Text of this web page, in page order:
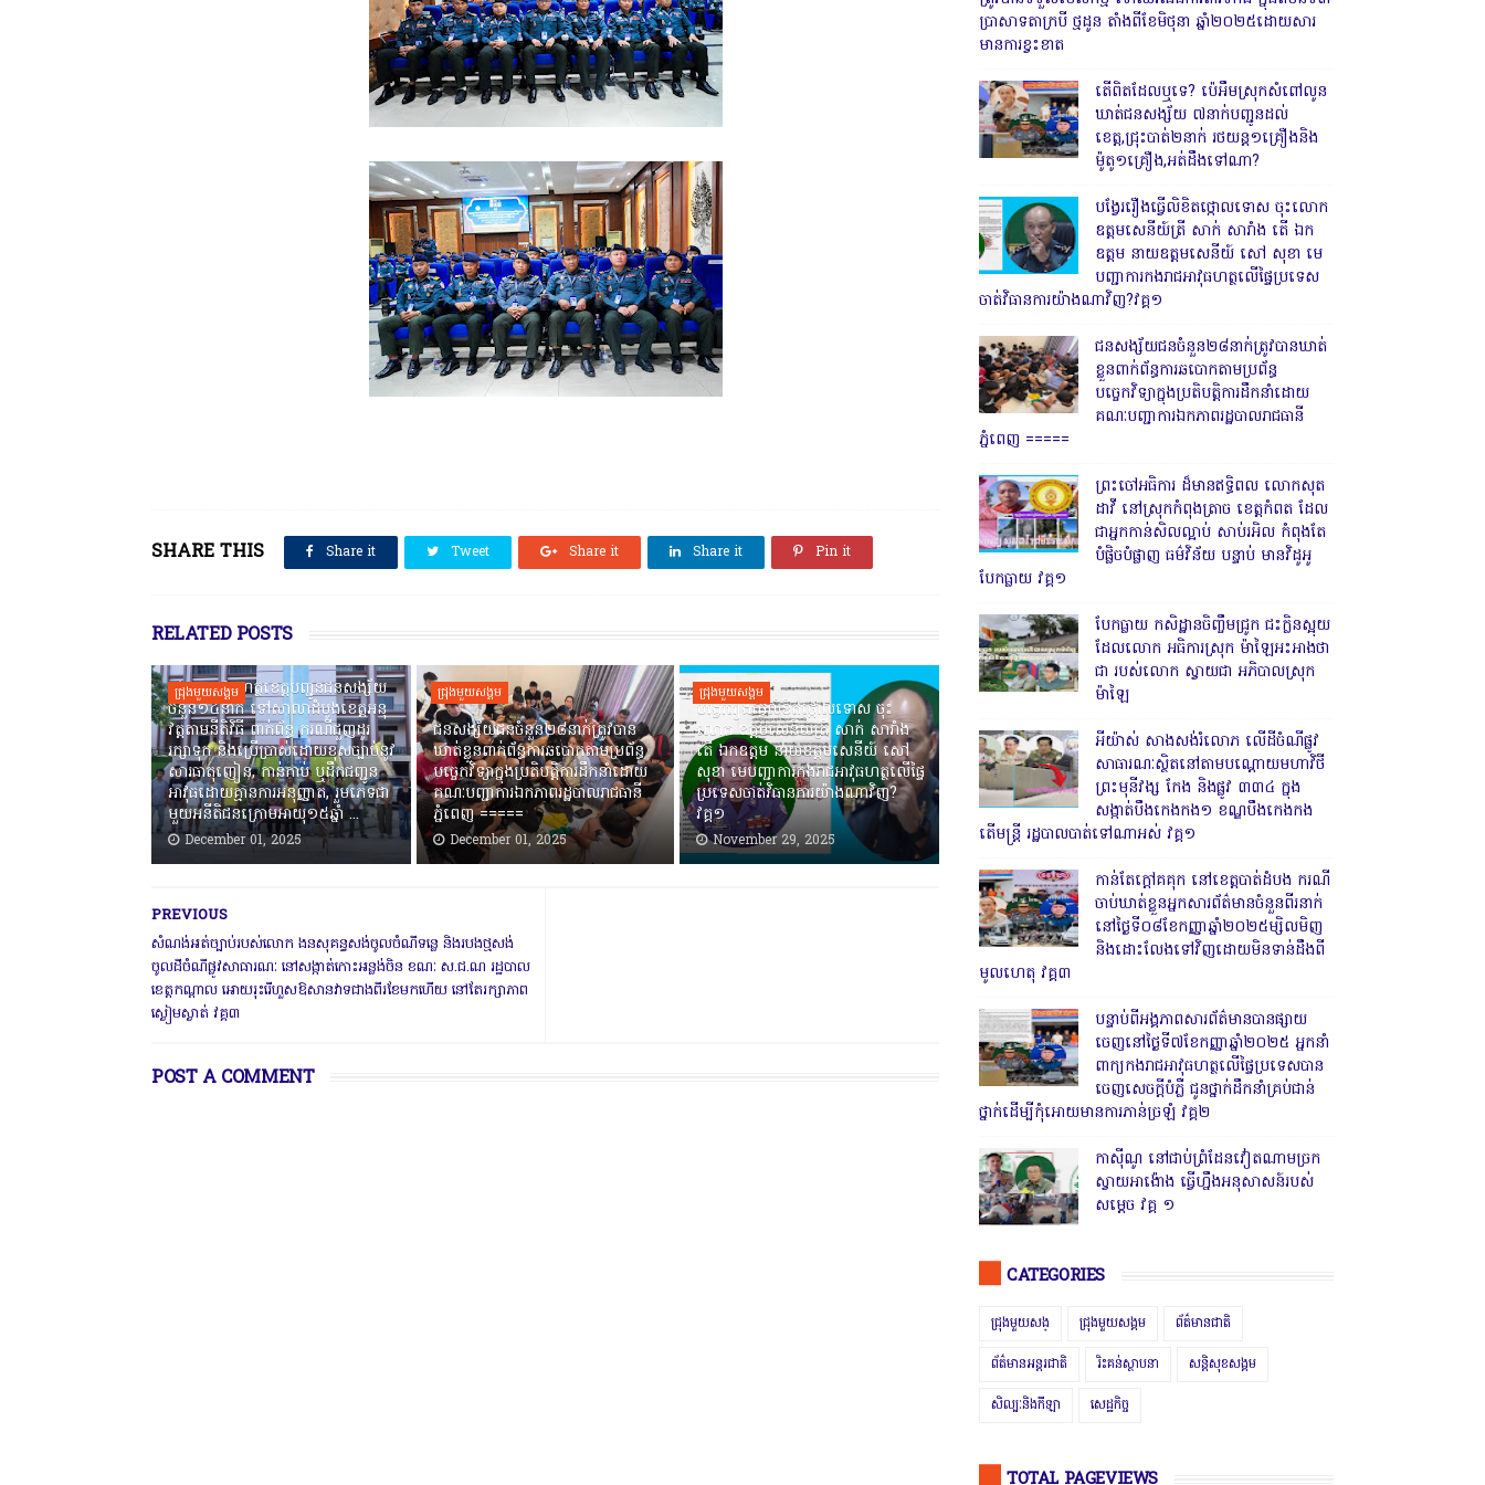
SHARE THIS Share it Tweet Share it Share it Pin it
RELATED POSTS
ជ្រុងមួយសង្គម
កងរាជឣាវុធហត្ថខេត្តបញ្ជូនជនសង្ស័យ
ចំនួន១៤នាក់ ទៅសាលាដំបូងខេត្តឣនុ
វត្តតាមនីតិវិធី ពាក់ព័ន្ធ ករណីជួញដូរ
រក្សាទុក និងប្រើប្រាស់ដោយខុសច្បាប់នូវ
សារធាតុញៀន, កាន់កាប់ ឬដឹកជញ្ជូន
អាវុធដោយគ្មានការអនុញ្ញាត, រួមភេទជា
មួយអនីតិជនក្រោមអាយុ១៥ឆ្នាំ ...
December 01, 2025
ជ្រុងមួយសង្គម
ជនសង្ស័យជនចំនួន២៨នាក់ត្រូវបាន
ឃាត់ខ្លួនពាក់ព័ន្ធការឆបោកតាមប្រព័ន្ធ
បច្ចេកវិទ្យាក្នុងប្រតិបត្តិការដឹកនាំដោយ
គណៈបញ្ជាការឯកភាពរដ្ឋបាលរាជធានី
ភ្នំពេញ ‎=====
December 01, 2025
ជ្រុងមួយសង្គម
បង្វែររឿងធ្វើលិខិតថ្កោលទោស ចុះ
លោក ឧត្តមសេនីយ៍ត្រី សាក់ សារាំង
តើ ឯកឧត្តម នាយឧត្តមសេនីយ៍ សៅ
សុខា មេបញ្ជាការកងរាជអាវុធហត្ថលើផ្ទៃ
ប្រទេសចាត់វិធានការយ៉ាងណាវិញ?
វគ្គ១
November 29, 2025
PREVIOUS
សំណង់អត់ច្បាប់របស់លោក ងនសុគន្ធសង់ចូលចំណីទន្លេ និងរបងថ្មសង់
ចូលដីចំណីផ្លូវសាធារណៈ នៅសង្កាត់កោះអន្លង់ចិន ខណៈ ស.ជ.ណ រដ្ឋបាល
ខេត្តកណ្ដាល អោយរុះរើហួសឱសានវាទជាងពីរខែមកហើយ នៅតែរក្សាភាព
ស្ងៀមស្ងាត់ វគ្គ៣
POST A COMMENT
ប្រាសាទតាក្របី ថ្មដូន តាំងពីខែមិថុនា ឆ្នាំ២០២៥ដោយសារ
មានការខ្វះខាត
តើពិតដែលឬទេ? ប៉េអឹមស្រុកសំពៅលូន
ឃាត់ជនសង្ស័យ ៧នាក់បញ្ជូនដល់
ខេត្ត,ជ្រុះបាត់២នាក់ រថយន្ត១គ្រឿងនិង
ម៉ូតូ១គ្រឿង,អត់ដឹងទៅណា?
បង្វែររឿងធ្វើលិខិតថ្កោលទោស ចុះលោក
ឧត្តមសេនីយ៍ត្រី សាក់ សារាំង តើ ឯក
ឧត្តម នាយឧត្តមសេនីយ៍ សៅ សុខា មេ
បញ្ជាការកងរាជអាវុធហត្ថលើផ្ទៃប្រទេស
ចាត់វិធានការយ៉ាងណាវិញ?វគ្គ១
ជនសង្ស័យជនចំនួន២៨នាក់ត្រូវបានឃាត់
ខ្លួនពាក់ព័ន្ធការឆបោកតាមប្រព័ន្ធ
បច្ចេកវិទ្យាក្នុងប្រតិបត្តិការដឹកនាំដោយ
គណៈបញ្ជាការឯកភាពរដ្ឋបាលរាជធានី
ភ្នំពេញ ‎=====
ព្រះចៅអធិការ ដ៏មានឥទ្ធិពល លោកសុត
ដាវី នៅស្រុកកំពុងត្រាច ខេត្តកំពត ដែល
ជាអ្នកកាន់សិលល្អាប់ សាប់រអិល កំពុងតែ
បំផ្លិចបំផ្លាញ ធម៌វិន័យ បន្ទាប់ មានវិដូអូ
បែកធ្លាយ វគ្គ១
បែកធ្លាយ កសិដ្ឋានចិញ្ចឹមជ្រូក ជះក្លិនស្អុយ
ដែលលោក អធិការស្រុក ម៉ាឡៃអះអាងថា
ជា របស់លោក ស្វាយជា អភិបាលស្រុក
ម៉ាឡៃ
អីយ៉ាស់ សាងសង់រំលោភ លើដីចំណីផ្លូវ
សាធារណៈស្ថិតនៅតាមបណ្ដោយមហាវិថី
ព្រះមុនីវង្ស កែង និងផ្លូវ ៣៣៤ ក្នុង
សង្កាត់បឹងកេងកង១ ខណ្ឌបឹងកេងកង
តើមន្ត្រី រដ្ឋបាលបាត់ទៅណាអស់ វគ្គ១
កាន់តែក្តៅគគុក នៅខេត្តបាត់ដំបង ករណី
ចាប់ឃាត់ខ្លួនអ្នកសារព័ត៌មានចំនួនពីរនាក់
នៅថ្ងៃទី០៨ខែកញ្ញាឆ្នាំ២០២៥ម្សិលមិញ
និងដោះលែងទៅវិញដោយមិនទាន់ដឹងពី
មូលហេតុ វគ្គ៣
បន្ទាប់ពីអង្គភាពសារព័ត៌មានបានផ្សាយ
ចេញនៅថ្ងៃទី៧ខែកញ្ញាឆ្នាំ២០២៥ អ្នកនាំ
ពាក្យកងរាជអាវុធហត្ថលើផ្ទៃប្រទេសបាន
ចេញសេចក្តីបំភ្លឺ ជូនថ្នាក់ដឹកនាំគ្រប់ជាន់
ថ្នាក់ដើម្បីកុំអោយមានការភាន់ច្រឡំ វគ្គ២
កាសុីណូ នៅជាប់ព្រំដែនវៀតណាមច្រក
ស្វាយអាង៉ោង ធ្វើហ្នឹងអនុសាសន៍របស់
សម្ដេច វគ្គ ១
CATEGORIES
ជ្រុងមួយសង្ ជ្រុងមួយសង្គម ព័ត៌មានជាតិ
ព័ត៌មានអន្តរជាតិ រិះគន់ស្ថាបនា សន្តិសុខសង្គម
សិល្បៈនិងកីឡា សេដ្ឋកិច្ច
TOTAL PAGEVIEWS